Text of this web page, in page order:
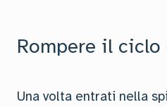
Rompere il ciclo
Una volta entrati nella